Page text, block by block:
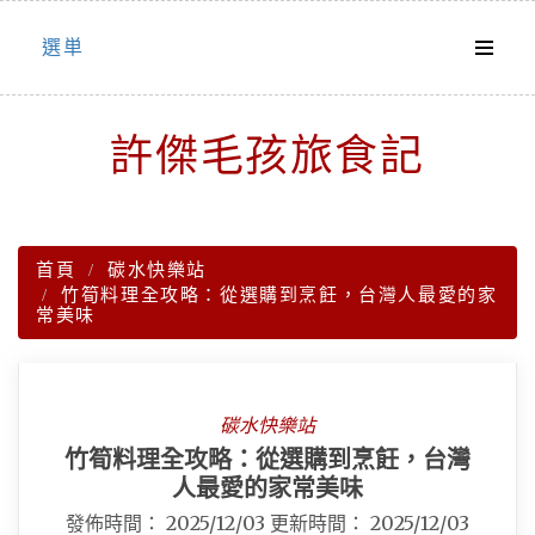
Skip
選単
許傑毛孩旅食記
首頁
碳水快樂站
竹筍料理全攻略：從選購到烹飪，台灣人最愛的家
常美味
碳水快樂站
竹筍料理全攻略：從選購到烹飪，台灣
人最愛的家常美味
發佈時間： 2025/12/03 更新時間： 2025/12/03